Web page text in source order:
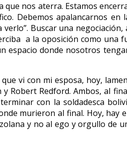
nos aterra. Estamos
Debemos apalancarnos en
Buscar una
a la oposición como una
donde nosotros
vi con mi esposa, hoy,
Robert Redford. Ambos, al
con la soldadesca
murieron al final. Hoy, hay
y no al ego y orgullo de